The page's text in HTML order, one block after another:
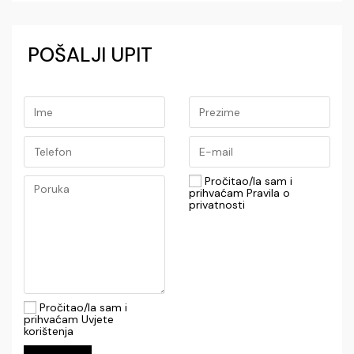
POŠALJI UPIT
Pročitao/la sam i
prihvaćam Pravila o
privatnosti
Pročitao/la sam i
prihvaćam Uvjete
korištenja